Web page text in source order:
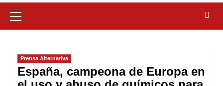
primario
Prensa Alternativa
España, campeona de Europa en